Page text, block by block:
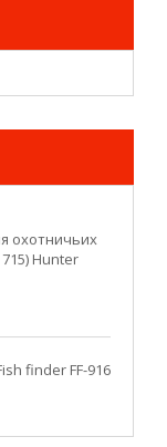
Finder ffw718,
Hunter
finder FF-916